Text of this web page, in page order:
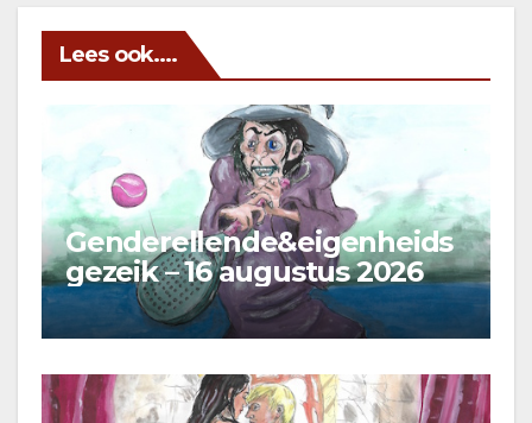
Lees ook....
Genderellende&eigenheids
gezeik – 16 augustus 2026